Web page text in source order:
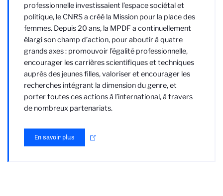
professionnelle investissaient l’espace sociétal et
politique, le CNRS a créé la Mission pour la place des
femmes. Depuis 20 ans, la MPDF a continuellement
élargi son champ d’action, pour aboutir à quatre
grands axes : promouvoir l’égalité professionnelle,
encourager les carrières scientifiques et techniques
auprès des jeunes filles, valoriser et encourager les
recherches intégrant la dimension du genre, et
porter toutes ces actions à l’international, à travers
de nombreux partenariats.
En savoir plus